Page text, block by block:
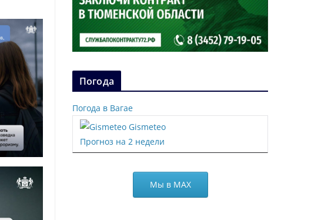
Погода
Погода в Вагае
Gismeteo
Прогноз на 2 недели
Мы в МАХ